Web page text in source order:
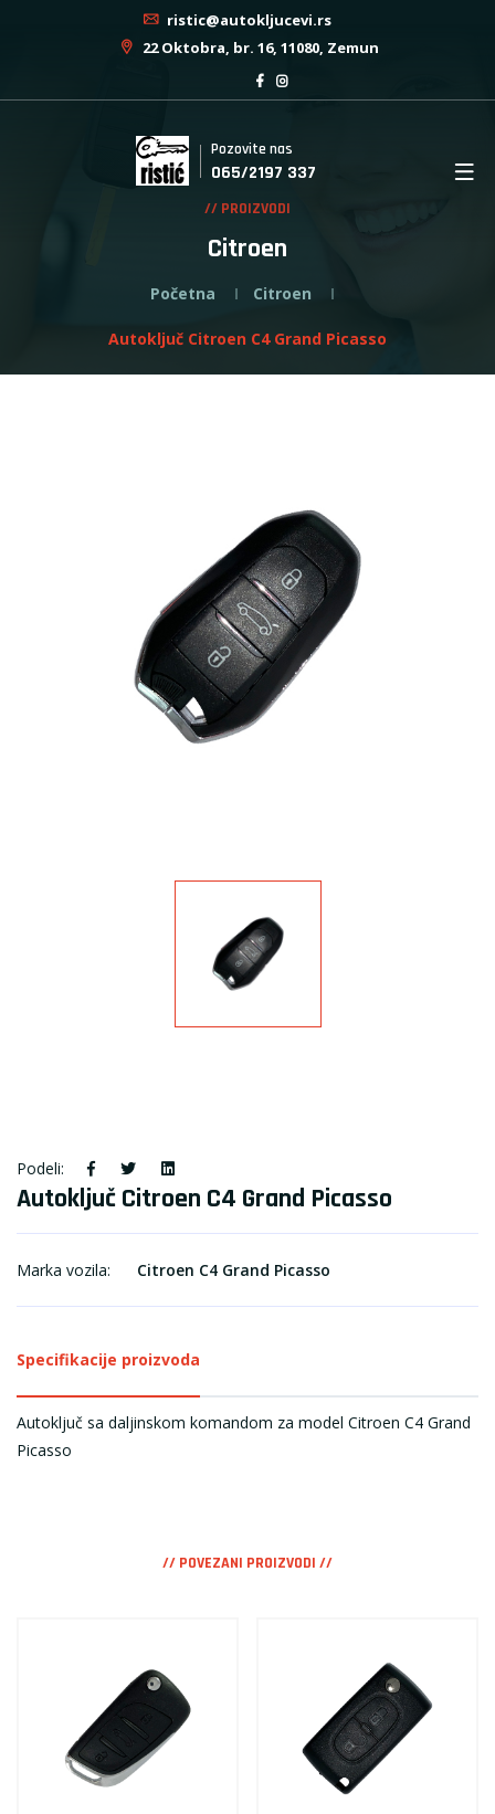
ristic@autokljucevi.rs
22 Oktobra, br. 16, 11080, Zemun
Pozovite nas
065/2197 337
// PROIZVODI
Citroen
Početna Citroen
Autoključ Citroen C4 Grand Picasso
Podeli:
Autoključ Citroen C4 Grand Picasso
Marka vozila: Citroen C4 Grand Picasso
Specifikacije proizvoda
Autoključ sa daljinskom komandom za model Citroen C4 Grand
Picasso
// POVEZANI PROIZVODI //